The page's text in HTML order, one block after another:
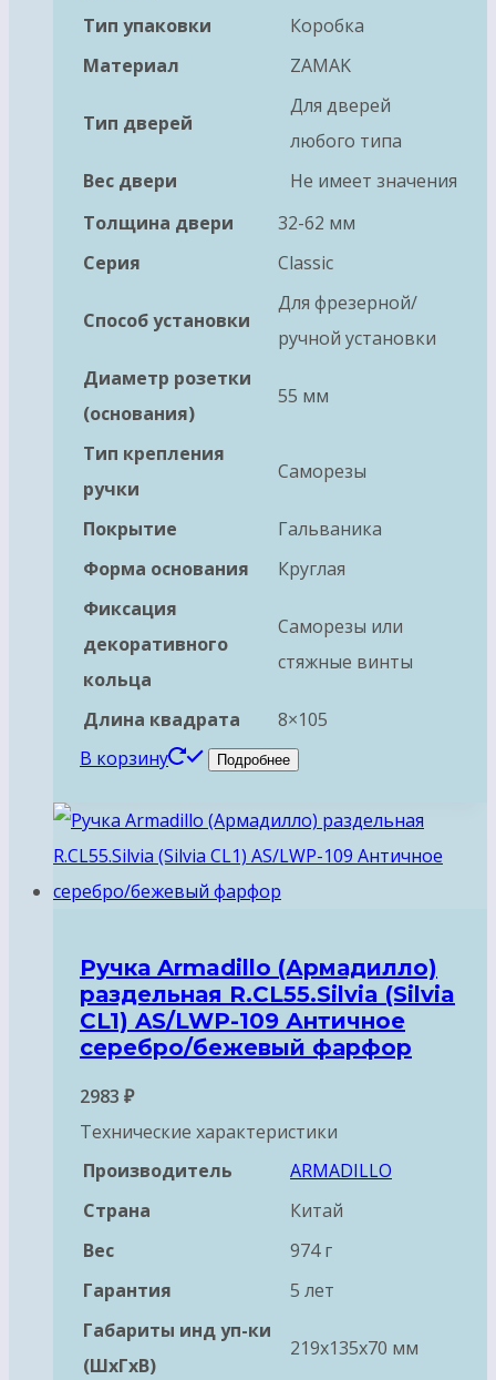
Тип упаковки
Коробка
Материал
ZAMAK
Тип дверей
Для дверей
любого типа
Вес двери
Не имеет значения
Толщина двери
32-62 мм
Серия
Classic
Способ установки
Для фрезерной/
ручной установки
Диаметр розетки
(основания)
55 мм
Тип крепления
ручки
Саморезы
Покрытие
Гальваника
Форма основания
Круглая
Фиксация
декоративного
кольца
Саморезы или
стяжные винты
Длина квадрата
8×105
В корзину
Подробнее
Ручка Armadillo (Армадилло)
раздельная R.CL55.Silvia (Silvia
CL1) AS/LWP-109 Античное
серебро/бежевый фарфор
2983 ₽
Технические характеристики
Производитель
ARMADILLO
Страна
Китай
Вес
974 г
Гарантия
5 лет
Габариты инд уп-ки
(ШхГхВ)
219x135x70 мм